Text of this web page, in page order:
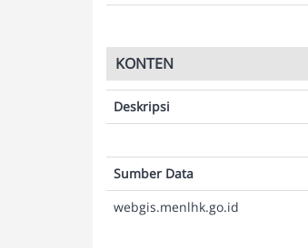
KONTEN
Deskripsi
Sumber Data
webgis.menlhk.go.id